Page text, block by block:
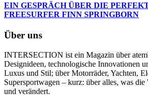
EIN GESPRÄCH ÜBER DIE
FREESURFER FINN SPRINGBORN
Über uns
INTERSECTION ist ein Magazin über
Designideen, technologische Innovationen
Luxus und Stil; über Motorräder, Yachten,
Supersportwagen – kurz: über alles, was
und verändert.